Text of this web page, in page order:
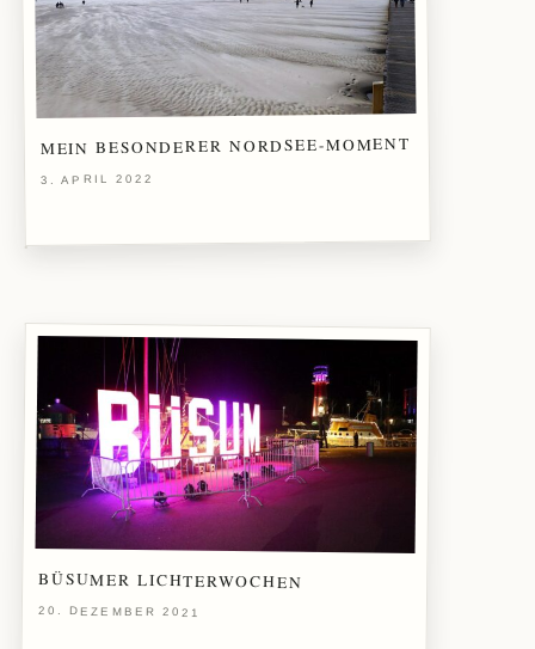
MEIN BESONDERER NORDSEE-MOMENT
3. APRIL 2022
BÜSUMER LICHTERWOCHEN
20. DEZEMBER 2021